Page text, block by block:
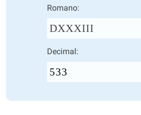
Romano:
DXXXIII
Decimal: